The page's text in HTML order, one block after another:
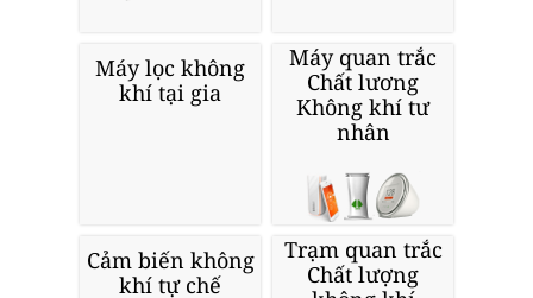
Máy lọc không
khí tại gia
Máy quan trắc
Chất lương
Không khí tư
nhân
Cảm biến không
khí tự chế
Trạm quan trắc
Chất lượng